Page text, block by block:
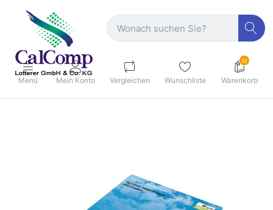
Menü Mein Konto Vergleichen Wunschliste
10
Warenkorb